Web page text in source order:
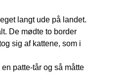
langt ude på landet.
De mødte to border
sig af kattene, som i
patte-tår og så måtte